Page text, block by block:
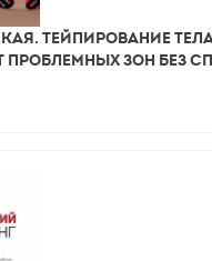
Тейпирование
проблемных зон без